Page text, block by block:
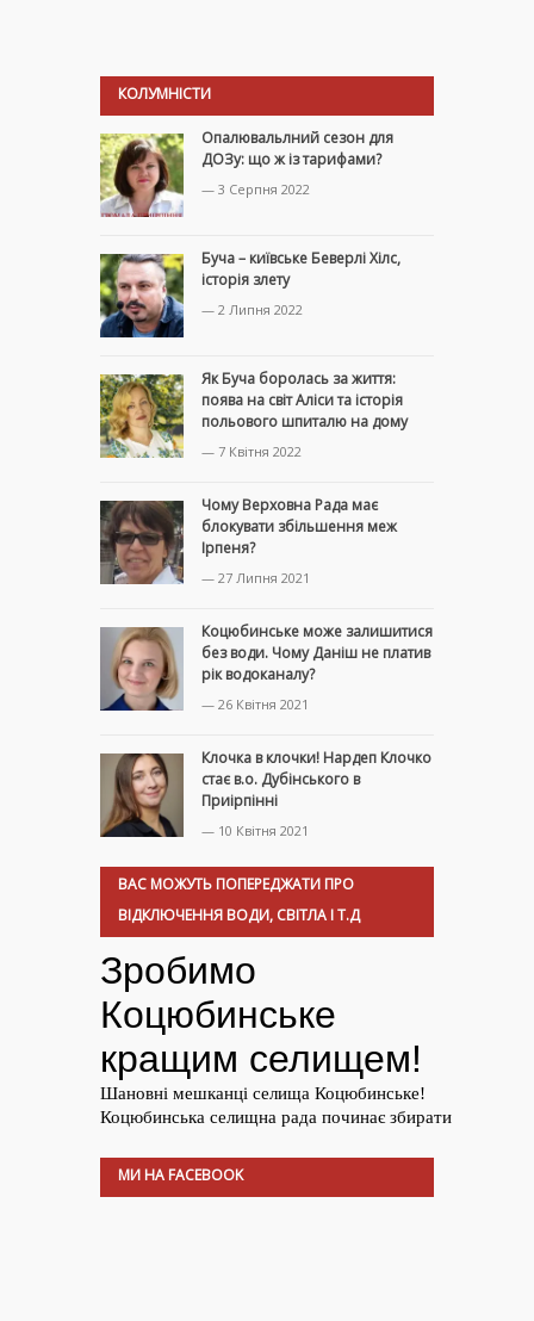
КОЛУМНІСТИ
Опалювальлний сезон для
ДОЗу: що ж із тарифами?
— 3 Серпня 2022
Буча – київське Беверлі Хілс,
історія злету
— 2 Липня 2022
Як Буча боролась за життя:
поява на світ Аліси та історія
польового шпиталю на дому
— 7 Квітня 2022
Чому Верховна Рада має
блокувати збільшення меж
Ірпеня?
— 27 Липня 2021
Коцюбинське може залишитися
без води. Чому Даніш не платив
рік водоканалу?
— 26 Квітня 2021
Клочка в клочки! Нардеп Клочко
стає в.о. Дубінського в
Приірпінні
— 10 Квітня 2021
ВАС МОЖУТЬ ПОПЕРЕДЖАТИ ПРО
ВІДКЛЮЧЕННЯ ВОДИ, СВІТЛА І Т.Д
МИ НА FACEBOOK